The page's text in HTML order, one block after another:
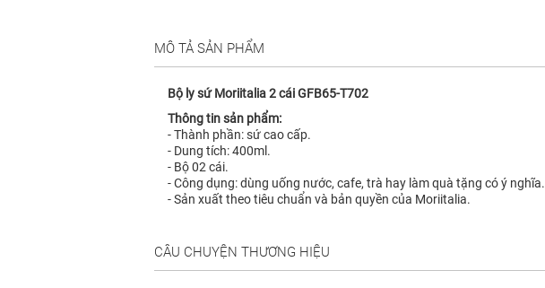
MÔ TẢ SẢN PHẨM
Bộ ly sứ Moriitalia 2 cáiGFB65-T702
Thông tin sản phẩm:
- Thành phần: sứ cao cấp.
- Dung tích: 400ml.
- Bộ 02 cái.
- Công dụng: dùng uống nước, cafe, trà hay làm quà tặng có ý nghĩa.
- Sản xuất theo tiêu chuẩn và bản quyền của Moriitalia.
CÂU CHUYỆN THƯƠNG HIỆU